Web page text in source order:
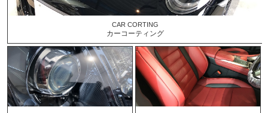
CAR CORTING
カーコーティング